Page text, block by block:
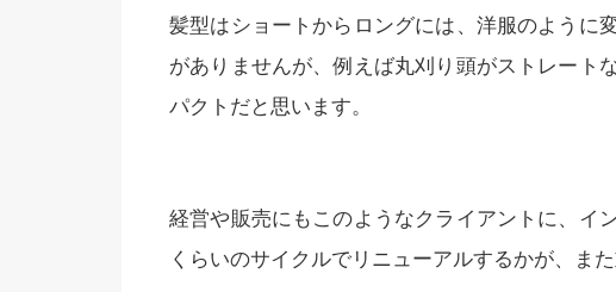
髪型はショートからロングには、洋服のように
がありませんが、例えば丸刈り頭がストレート
パクトだと思います。
経営や販売にもこのようなクライアントに、イ
くらいのサイクルでリニューアルするかが、ま